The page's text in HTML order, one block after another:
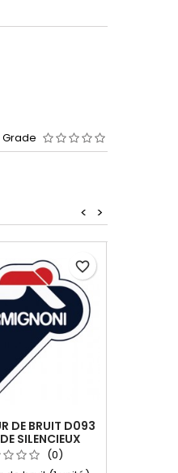
Grade
>
<
DE BRUIT D093
SILENCIEUX
DUCATI
796 /1100
(0)
favorite_border